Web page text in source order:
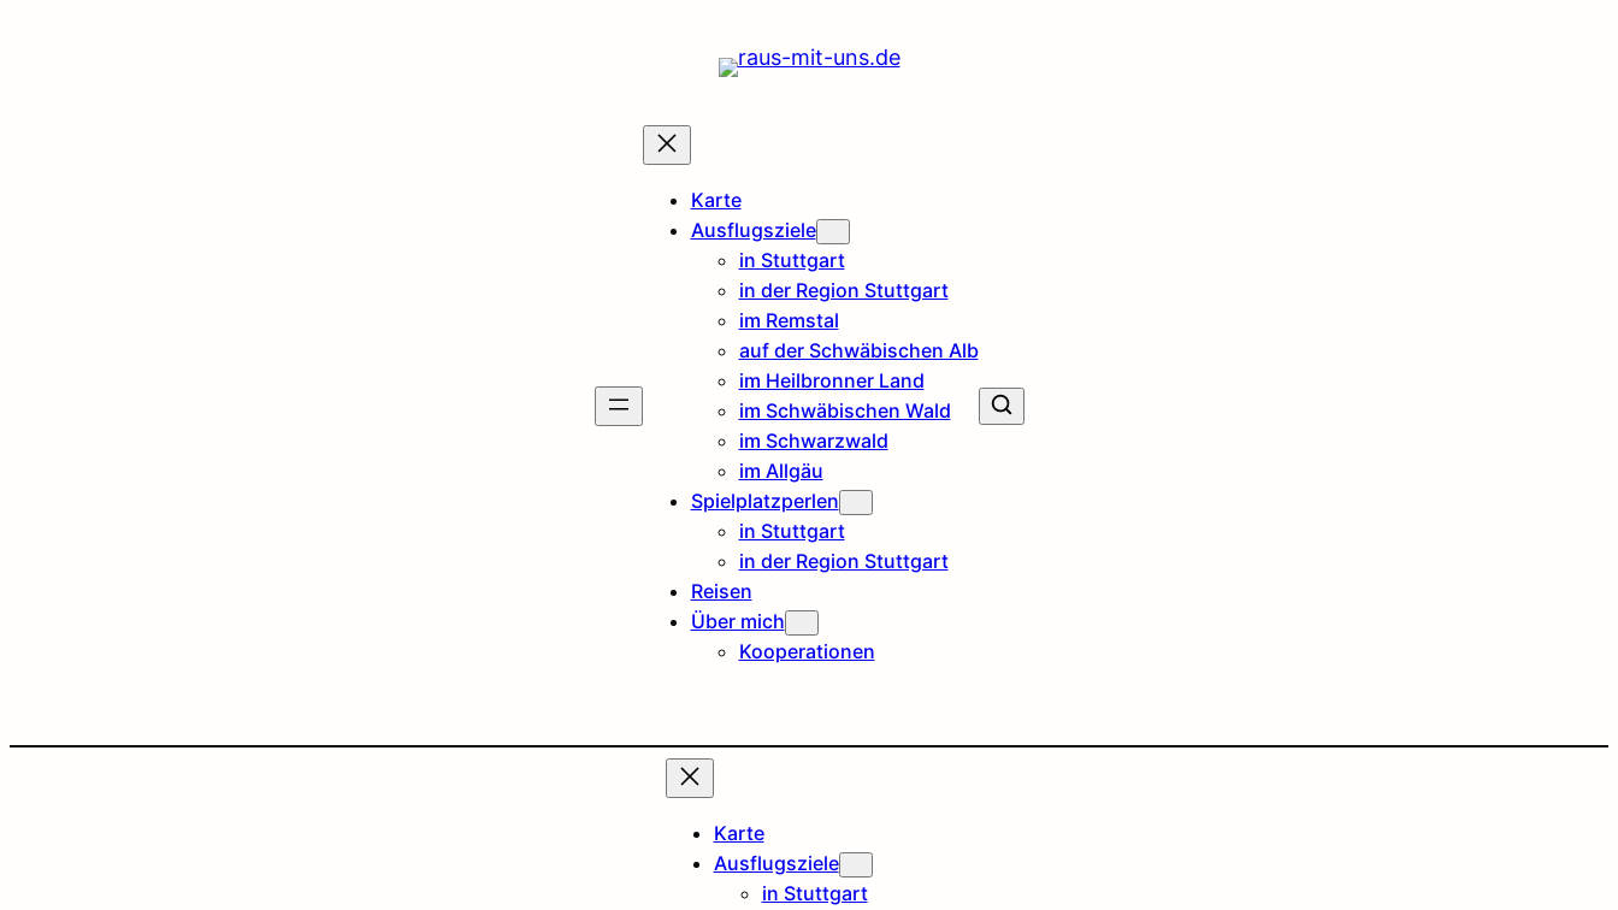
Karte
Ausflugsziele
in Stuttgart
in der Region Stuttgart
im Remstal
auf der Schwäbischen Alb
im Heilbronner Land
im Schwäbischen Wald
im Schwarzwald
im Allgäu
Spielplatzperlen
in Stuttgart
in der Region Stuttgart
Reisen
Über mich
Kooperationen
Karte
Ausflugsziele
in Stuttgart